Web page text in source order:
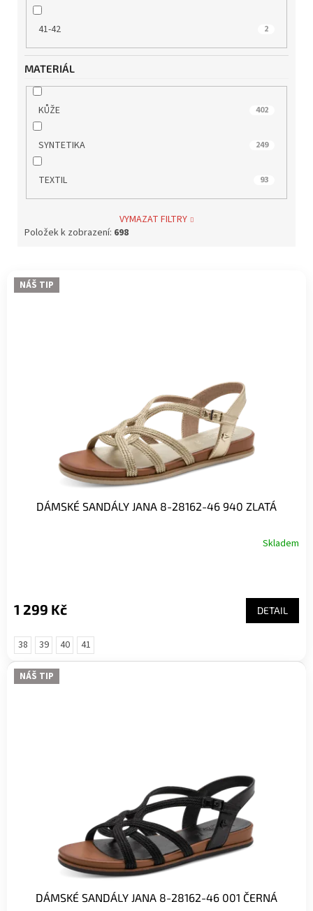
41-42 2
MATERIÁL
KŮŽE 402
SYNTETIKA 249
TEXTIL 93
VYMAZAT FILTRY
Položek k zobrazení: 698
V NÁŠ TIP
DÁMSKÉ SANDÁLY JANA 8-28162-46 940 ZLATÁ
Skladem
1 299 Kč DETAIL
38 39 40 41
NÁŠ TIP
DÁMSKÉ SANDÁLY JANA 8-28162-46 001 ČERNÁ